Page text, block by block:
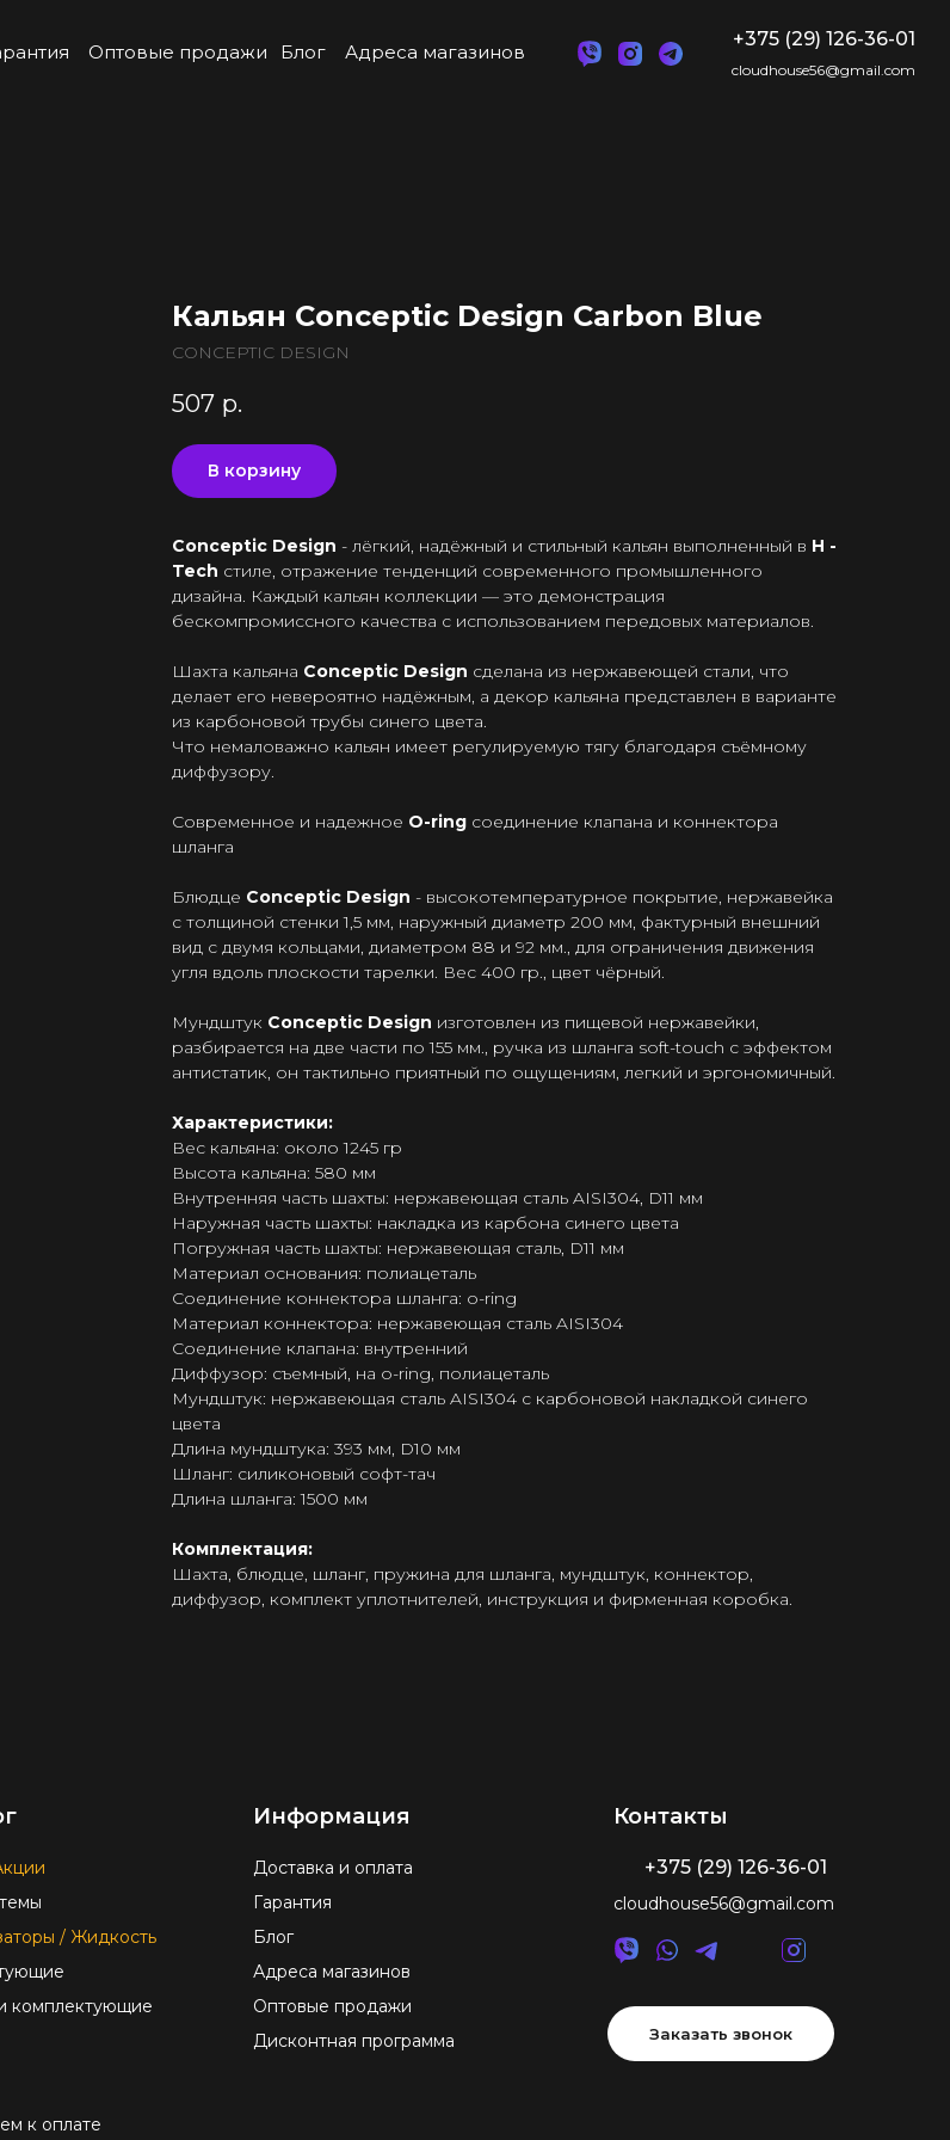
Оптовые продажи Блог Адреса магазинов
+375 (29) 126-36-01
cloudhouse56@gmail.com
Кальян Conceptic Design Carbon Blue
CONCEPTIC DESIGN
507 р.
В корзину
Сonceptic Design - лёгкий, надёжный и стильный кальян выполненный в H -
Tech стиле, отражение тенденций современного промышленного
дизайна. Каждый кальян коллекции — это демонстрация
бескомпромиссного качества с использованием передовых материалов.
Шахта кальяна Сonceptic Design сделана из нержавеющей стали, что
делает его невероятно надёжным, а декор кальяна представлен в варианте
из карбоновой трубы синего цвета.
Что немаловажно кальян имеет регулируемую тягу благодаря съёмному
диффузору.
Современное и надежное O-ring соединение клапана и коннектора
шланга
Блюдце Conceptic Design - высокотемпературное покрытие, нержавейка
с толщиной стенки 1,5 мм, наружный диаметр 200 мм, фактурный внешний
вид с двумя кольцами, диаметром 88 и 92 мм., для ограничения движения
угля вдоль плоскости тарелки. Вес 400 гр., цвет чёрный.
Мундштук Conceptic Design изготовлен из пищевой нержавейки,
разбирается на две части по 155 мм., ручка из шланга soft-touch с эффектом
антистатик, он тактильно приятный по ощущениям, легкий и эргономичный.
Характеристики:
Вес кальяна: около 1245 гр
Высота кальяна: 580 мм
Внутренняя часть шахты: нержавеющая сталь AISI304, D11 мм
Наружная часть шахты: накладка из карбона синего цвета
Погружная часть шахты: нержавеющая сталь, D11 мм
Материал основания: полиацеталь
Соединение коннектора шланга: o-ring
Материал коннектора: нержавеющая сталь AISI304
Соединение клапана: внутренний
Диффузор: съемный, на o-ring, полиацеталь
Мундштук: нержавеющая сталь AISI304 с карбоновой накладкой синего
цвета
Длина мундштука: 393 мм, D10 мм
Шланг: силиконовый софт-тач
Длина шланга: 1500 мм
Комплектация:
Шахта, блюдце, шланг, пружина для шланга, мундштук, коннектор,
диффузор, комплект уплотнителей, инструкция и фирменная коробка.
cloudhouse56@gmail.com
комплектующие
Оптовые продажи
Дисконтная программа
+375 (29) 126-36-01
Адреса магазинов
Блог
Доставка и оплата
Гарантия
/ Жидкость
к оплате
Информация Контакты
Заказать звонок